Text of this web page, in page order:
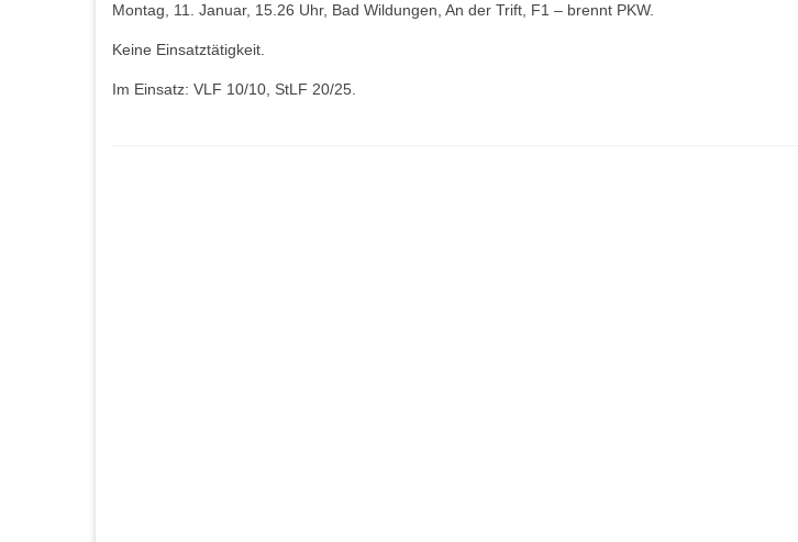
Montag, 11. Januar, 15.26 Uhr, Bad Wildungen, An der Trift, F1 – brennt PKW.
Keine Einsatztätigkeit.
Im Einsatz: VLF 10/10, StLF 20/25.